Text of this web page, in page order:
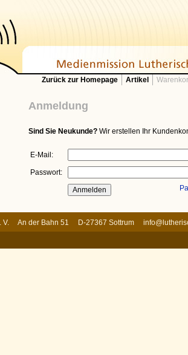
Zurück zur Homepage Artikel
Anmeldung
Sind Sie Neukunde? Wir erstellen Ihr
E-Mail:
Passwort:
V. An der Bahn 51 D-27367 Sottrum